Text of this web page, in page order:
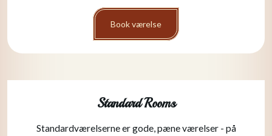
Book værelse
Standard Rooms
​Standardværelserne er gode, pæne værelser - på